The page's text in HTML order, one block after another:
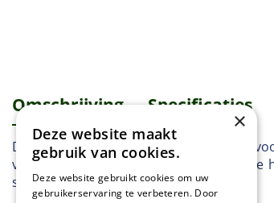
Omschrijving Specificaties
Dit kalfsbotje is een heerlijke traktatie
verpakking een kauwlevel vermeld die
stuk verpakt.
×
Deze website maakt
gebruik van cookies.
Deze website gebruikt cookies om uw
gebruikerservaring te verbeteren. Door